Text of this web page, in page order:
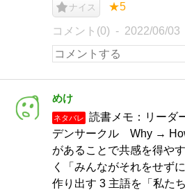
ナイス ★5
コメント(0) 2022/06/03
めけ
ネタバレ
読書メモ：リーダ
デンサークル Why →
があることで共感を得や
く「みんながそれをせず
作り出す 3 主語を「私た